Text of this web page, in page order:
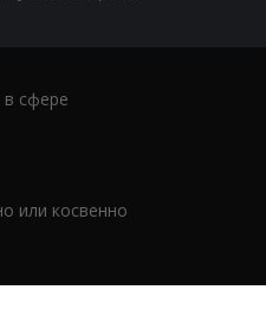
в сфере
или косвенно